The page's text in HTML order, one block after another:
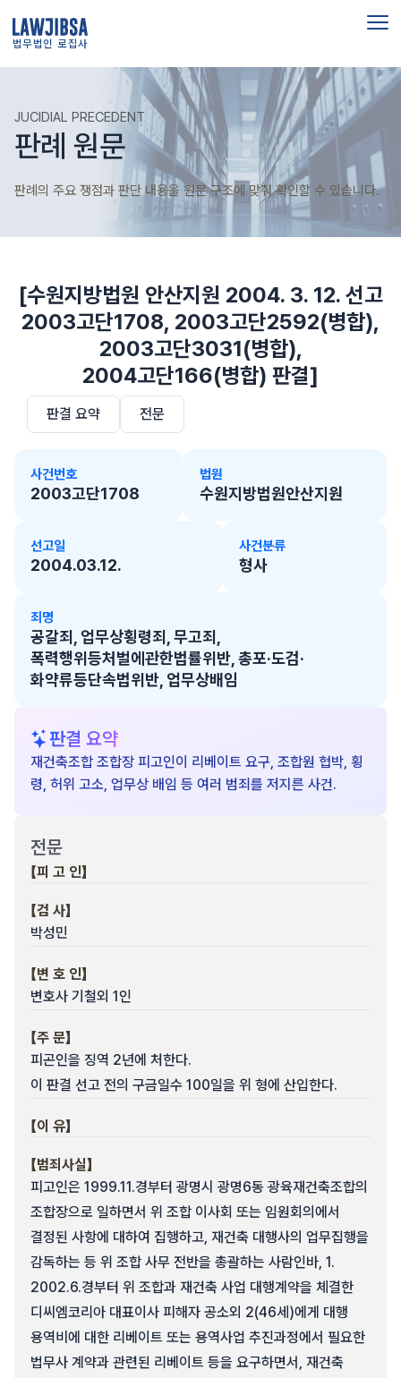
법무법인 로집사
JUCIDIAL PRECEDENT
판례 원문
판례의 주요 쟁점과 판단 내용을 원문 구조에 맞춰 확인할 수 있습니다.
[수원지방법원 안산지원 2004. 3. 12. 선고
2003고단1708, 2003고단2592(병합),
2003고단3031(병합),
2004고단166(병합) 판결]
판결 요약 전문
사건번호
2003고단1708
법원
수원지방법원안산지원
선고일
2004.03.12.
사건분류
형사
죄명
공갈죄, 업무상횡령죄, 무고죄,
폭력행위등처벌에관한법률위반, 총포·도검·
화약류등단속법위반, 업무상배임
판결 요약
재건축조합 조합장 피고인이 리베이트 요구, 조합원 협박, 횡
령, 허위 고소, 업무상 배임 등 여러 범죄를 저지른 사건.
전문
【피 고 인】
【검 사】
박성민
【변 호 인】
변호사 기철외 1인
【주 문】
피곤인을 징역 2년에 처한다.
이 판결 선고 전의 구금일수 100일을 위 형에 산입한다.
【이 유】
【범죄사실】
피고인은 1999.11.경부터 광명시 광명6동 광육재건축조합의
조합장으로 일하면서 위 조합 이사회 또는 임원회의에서
결정된 사항에 대하여 집행하고, 재건축 대행사의 업무집행을
감독하는 등 위 조합 사무 전반을 총괄하는 사람인바, 1.
2002.6.경부터 위 조합과 재건축 사업 대행계약을 체결한
디씨엠코리아 대표이사 피해자 공소외 2(46세)에게 대행
용역비에 대한 리베이트 또는 용역사업 추진과정에서 필요한
법무사 계약과 관련된 리베이트 등을 요구하면서, 재건축